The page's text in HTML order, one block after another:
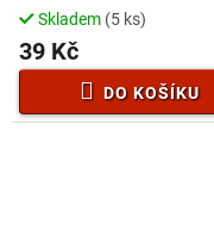
Skladem (5 ks)
39 Kč
DO KOŠÍKU